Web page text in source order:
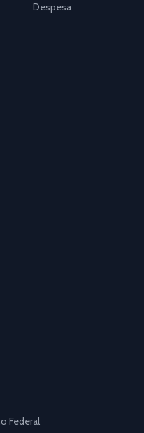
Despesa
Federal